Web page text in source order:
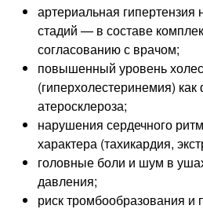
артериальная
стадий — в составе
согласованию с врачом;
повышенный уровень
(гиперхолестеринемия) как
атеросклероза;
нарушения сердечного
характера (тахикардия,
головные боли и шум в
давления;
риск тромбообразования